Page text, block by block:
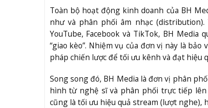
Toàn bộ hoạt động kinh doanh của BH
như và phân phối âm nhạc
YouTube, Facebook và TikTok, BH
“giao kèo”. Nhiệm vụ của đơn vị này là
pháp chiến lược để tối ưu kênh và đạt hiệu
Song song đó, BH Media là đơn vị phân
hình từ nghệ sĩ và phân phối trực tiếp
cũng là tối ưu hiệu quả stream (lượt nghe),